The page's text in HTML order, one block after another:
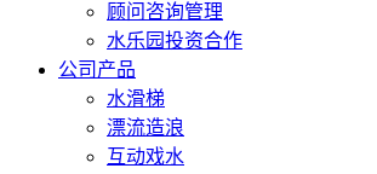
顾问咨询管理
水乐园投资合作
公司产品
水滑梯
漂流造浪
互动戏水